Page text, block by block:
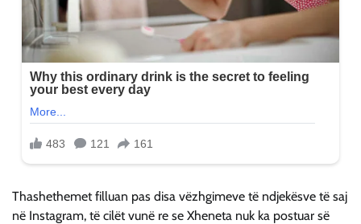
Thashethemet filluan pas disa vëzhgimeve të ndjekësve të saj
në Instagram, të cilët vunë re se Xheneta nuk ka postuar së